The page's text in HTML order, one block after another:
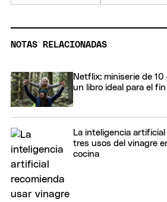
NOTAS RELACIONADAS
Netflix: miniserie de
un libro ideal para el
La inteligencia
tres usos del vinagre
cocina